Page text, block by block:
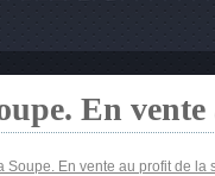
En
Soupe. En vente au profit de la